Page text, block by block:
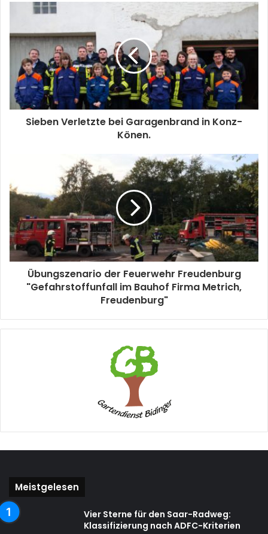
Sieben Verletzte bei Garagenbrand in Konz-
Könen.
Übungszenario der Feuerwehr Freudenburg
"Gefahrstoffunfall im Bauhof Firma Metrich,
Freudenburg"
Meistgelesen
Vier Sterne für den Saar-Radweg:
Klassifizierung nach ADFC-Kriterien